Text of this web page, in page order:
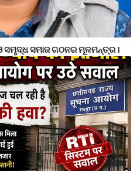
ସମୃଦ୍ଧ ସମାଜ ଗଠନର ମୂଳମନ୍ତ୍ର ।